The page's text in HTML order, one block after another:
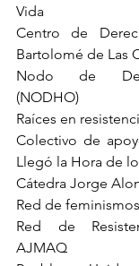
Vida
Centro de
Bartolomé de Las
Nodo de
(NODHO)
Raíces en
Colectivo de
Llegó la Hora de
Cátedra Jorge
Red de
Red de
AJMAQ